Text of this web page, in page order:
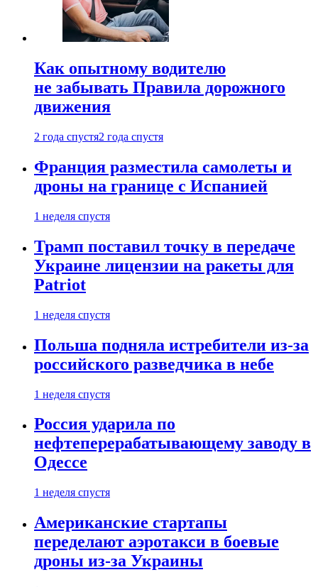
Как опытному водителю
не забывать Правила дорожного
движения
2 года спустя2 года спустя
Франция разместила самолеты и
дроны на границе с Испанией
1 неделя спустя
Трамп поставил точку в передаче
Украине лицензии на ракеты для
Patriot
1 неделя спустя
Польша подняла истребители из-за
российского разведчика в небе
1 неделя спустя
Россия ударила по
нефтеперерабатывающему заводу в
Одессе
1 неделя спустя
Американские стартапы
переделают аэротакси в боевые
дроны из-за Украины